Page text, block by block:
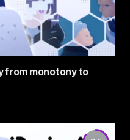
from monotony to